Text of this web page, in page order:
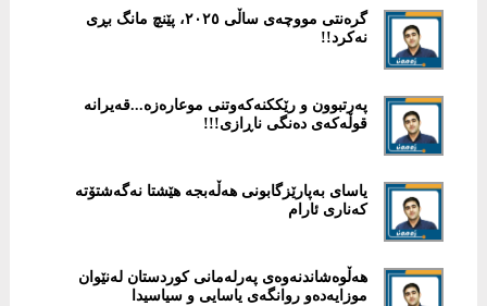
گرەنتی مووچەی ساڵی ۲٠۲٥، پێنچ مانگ بڕی
نەکرد!!
پەرتبوون و رێککنەکەوتنی موعارەزە...قەیرانە
قوڵەکەی دەنگی ناڕازی!!!
یاسای بەپارێزگابونی هەڵەبجە هێشتا نەگەشتۆتە
کەناری ئارام
هەڵوەشاندنەوەی پەرلەمانی كوردستان لەنێوان
موزایەدەو روانگەی یاسایی و سیاسیدا